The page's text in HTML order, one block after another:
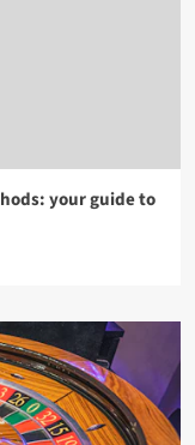
your guide to